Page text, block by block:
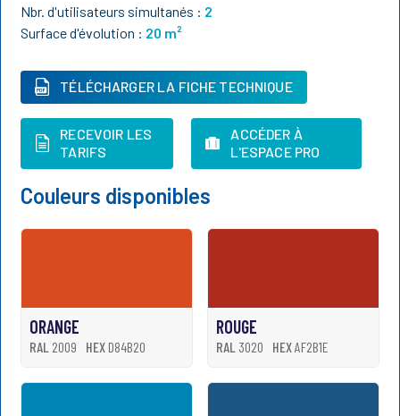
Nbr. d'utilisateurs simultanés : 2
Surface d'évolution : 20 m²
TÉLÉCHARGER LA FICHE TECHNIQUE
RECEVOIR LES
TARIFS
ACCÉDER À
L'ESPACE PRO
Couleurs disponibles
ORANGE
RAL 2009 HEX D84B20
ROUGE
RAL 3020 HEXAF2B1E